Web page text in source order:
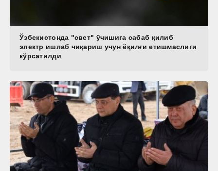
Ўзбекистонда "свет" ўчишига сабаб қилиб
электр ишлаб чиқариш учун ёқилғи етишмаслиги
кўрсатилди